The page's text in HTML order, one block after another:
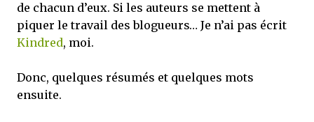
de chacun d’eux. Si les auteurs se mettent à
piquer le travail des blogueurs… Je n’ai pas écrit
Kindred, moi.
Donc, quelques résumés et quelques mots
ensuite.